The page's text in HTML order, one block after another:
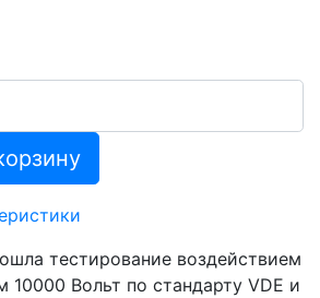
тестирование воздействием
10000 Вольт по стандарту VDE и